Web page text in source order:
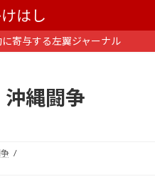
寄与する左翼ジャーナル
縄闘争